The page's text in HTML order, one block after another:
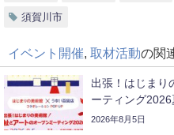
須賀川市
イベント開催 取材活動の関
出張！はじまり
ーティング
2026年8月5日